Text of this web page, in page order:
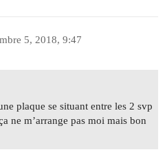
5, 2018, 9:47
plaque se situant entre les 2 svp
ne m’arrange pas moi mais bon